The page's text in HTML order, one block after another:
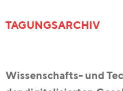
TAGUNGSARCHIV
Wissenschafts- und